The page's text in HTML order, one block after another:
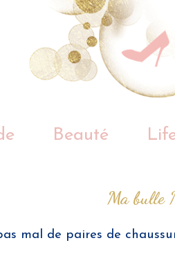
Beauté
Ma bulle
mal de paires de